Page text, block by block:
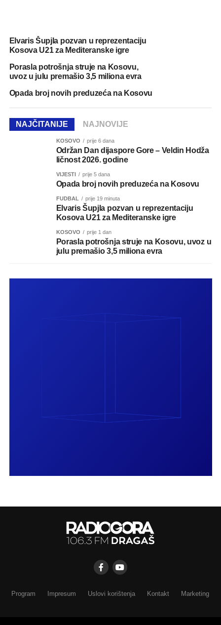
Elvaris Šupjla pozvan u reprezentaciju
Kosova U21 za Mediteranske igre
Porasla potrošnja struje na Kosovu,
uvoz u julu premašio 3,5 miliona evra
Opada broj novih preduzeća na Kosovu
NAJČITANIJE NAJNOVIJE
KOSOVO prije 6 dana
Održan Dan dijaspore Gore – Veldin Hodža
ličnost 2026. godine
VIJESTI prije 5 dana
Opada broj novih preduzeća na Kosovu
FUDBAL prije 19 minuta
Elvaris Šupjla pozvan u reprezentaciju
Kosova U21 za Mediteranske igre
KOSOVO prije 1 dan
Porasla potrošnja struje na Kosovu, uvoz u
julu premašio 3,5 miliona evra
Program Impresum Uslovi korištenja Kontakt Marketing